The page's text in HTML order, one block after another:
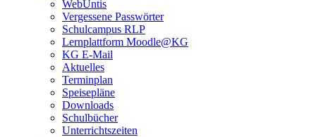
WebUntis
Vergessene Passwörter
Schulcampus RLP
Lernplattform Moodle@KG
KG E-Mail
Aktuelles
Terminplan
Speisepläne
Downloads
Schulbücher
Unterrichtszeiten